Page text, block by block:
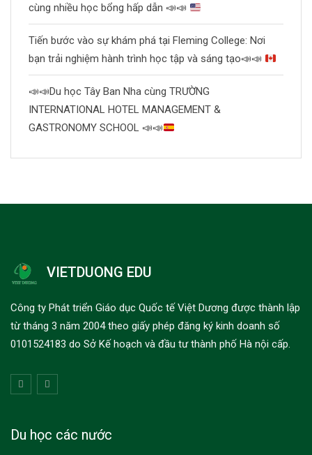
cùng nhiều học bổng hấp dẫn 📣📣
Tiến bước vào sự khám phá tại Fleming College: Nơi
bạn trải nghiệm hành trình học tập và sáng tạo📣📣
📣📣Du học Tây Ban Nha cùng TRƯỜNG
INTERNATIONAL HOTEL MANAGEMENT &
GASTRONOMY SCHOOL 📣📣
VIETDUONG EDU
Công ty Phát triển Giáo dục Quốc tế Việt Dương được thành lập
từ tháng 3 năm 2004 theo giấy phép đăng ký kinh doanh số
0101524183 do Sở Kế hoạch và đầu tư thành phố Hà nội cấp.
Du học các nước